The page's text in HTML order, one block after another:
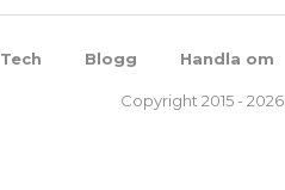
Tech Blogg Handla om
Copyright 2015 - 2026